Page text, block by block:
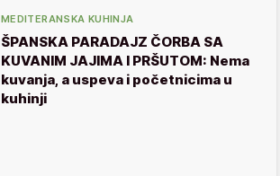
MEDITERANSKA KUHINJA
ŠPANSKA PARADAJZ ČORBA SA
KUVANIM JAJIMA I PRŠUTOM: Nema
kuvanja, a uspeva i početnicima u
kuhinji